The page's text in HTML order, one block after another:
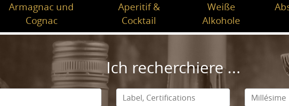
Armagnac und
Cognac
Aperitif &
Cocktail
Weiße
Alkohole
Ich recherchiere ...